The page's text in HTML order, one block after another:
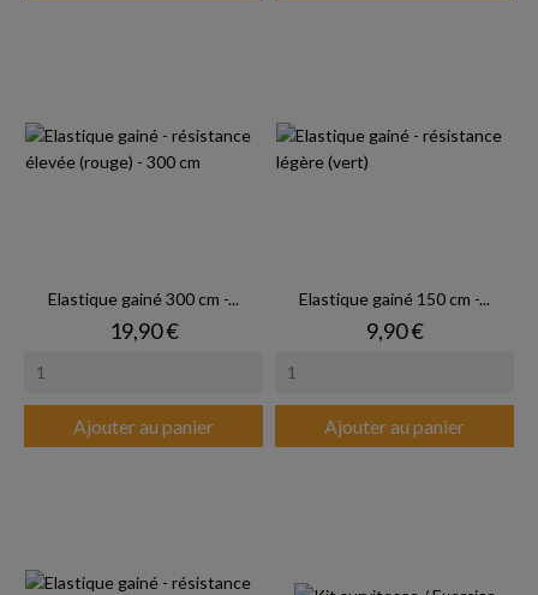
Elastique gainé 300 cm -...
Prix
19,90 €
Ajouter au panier
Elastique gainé 150 cm -...
Prix
9,90 €
Ajouter au panier